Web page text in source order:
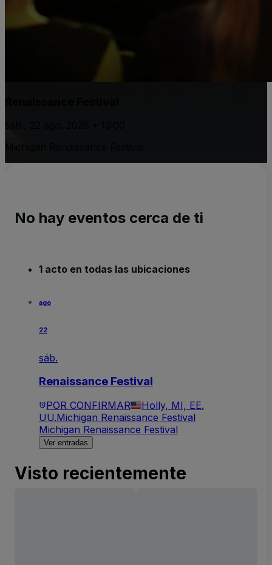
No hay eventos cerca de ti
1 acto en todas las ubicaciones
ago
22
sáb.
Renaissance Festival
POR CONFIRMAR
Holly, MI, EE.
UU.Michigan Renaissance Festival
Michigan Renaissance Festival
Ver entradas
Visto recientemente